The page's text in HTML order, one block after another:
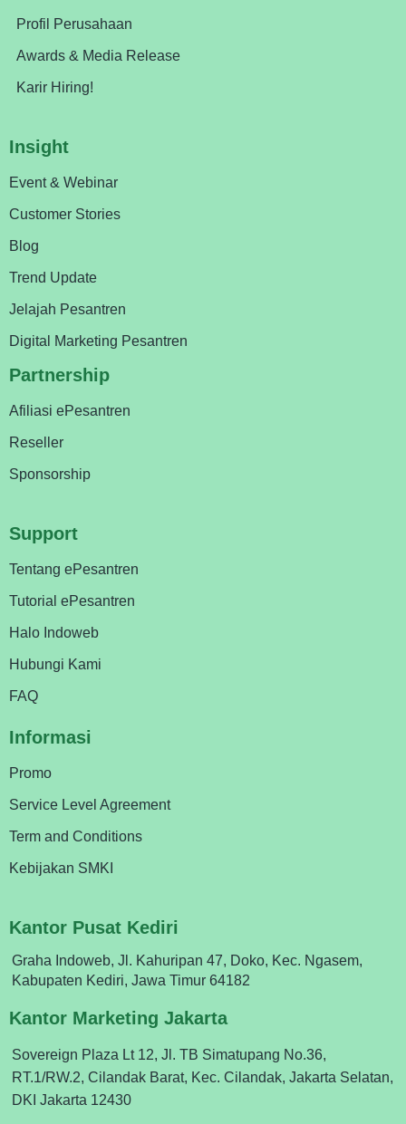
Profil Perusahaan
Awards & Media Release
Karir Hiring!
Insight
Event & Webinar
Customer Stories
Blog
Trend Update
Jelajah Pesantren
Digital Marketing Pesantren
Partnership
Afiliasi ePesantren
Reseller
Sponsorship
Support
Tentang ePesantren
Tutorial ePesantren
Halo Indoweb
Hubungi Kami
FAQ
Informasi
Promo
Service Level Agreement
Term and Conditions
Kebijakan SMKI
Kantor Pusat Kediri
Graha Indoweb, Jl. Kahuripan 47, Doko, Kec. Ngasem,
Kabupaten Kediri, Jawa Timur 64182
Kantor Marketing Jakarta
Sovereign Plaza Lt 12, Jl. TB Simatupang No.36,
RT.1/RW.2, Cilandak Barat, Kec. Cilandak, Jakarta Selatan,
DKI Jakarta 12430